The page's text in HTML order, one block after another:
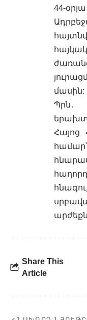
44-
մասին:
Հայոց
Share This
Article